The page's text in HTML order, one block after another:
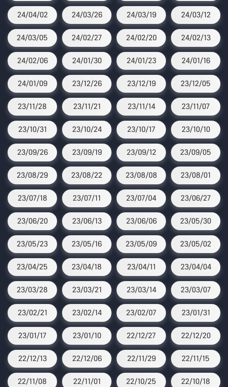
24/04/02 24/03/26 24/03/19 24/03/12
24/03/05 24/02/27 24/02/20 24/02/13
24/02/06 24/01/30 24/01/23 24/01/16
24/01/09 23/12/26 23/12/19 23/12/05
23/11/28 23/11/21 23/11/14 23/11/07
23/10/31 23/10/24 23/10/17 23/10/10
23/09/26 23/09/19 23/09/12 23/09/05
23/08/29 23/08/22 23/08/08 23/08/01
23/07/18 23/07/11 23/07/04 23/06/27
23/06/20 23/06/13 23/06/06 23/05/30
23/05/23 23/05/16 23/05/09 23/05/02
23/04/25 23/04/18 23/04/11 23/04/04
23/03/28 23/03/21 23/03/14 23/03/07
23/02/21 23/02/14 23/02/07 23/01/31
23/01/17 23/01/10 22/12/27 22/12/20
22/12/13 22/12/06 22/11/29 22/11/15
22/11/08 22/11/01 22/10/25 22/10/18